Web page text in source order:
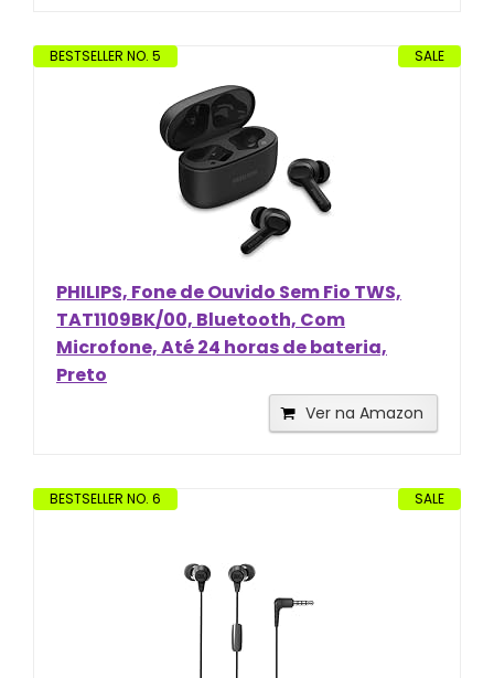
SALE
BESTSELLER NO. 5
PHILIPS, Fone de Ouvido Sem Fio TWS,
TAT1109BK/00, Bluetooth, Com
Microfone, Até 24 horas de bateria,
Preto
Ver na Amazon
SALE
BESTSELLER NO. 6